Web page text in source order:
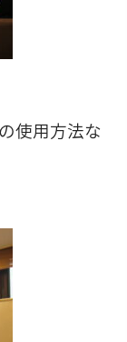
使用方法な